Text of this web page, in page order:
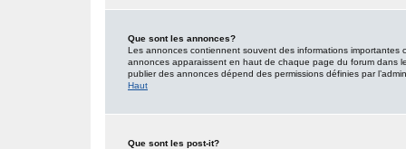
Que sont les annonces?
Les annonces contiennent souvent des informations
annonces apparaissent en haut de chaque page du forum dans
publier des annonces dépend des permissions définies par
Haut
Que sont les post-it?